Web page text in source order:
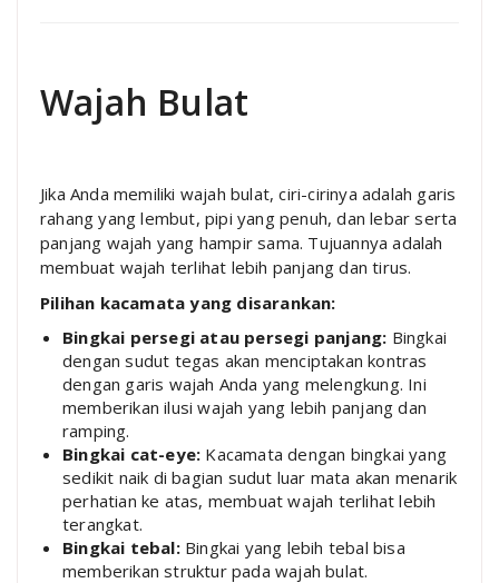
Wajah Bulat
Jika Anda memiliki wajah bulat, ciri-cirinya adalah garis
rahang yang lembut, pipi yang penuh, dan lebar serta
panjang wajah yang hampir sama. Tujuannya adalah
membuat wajah terlihat lebih panjang dan tirus.
Pilihan kacamata yang disarankan:
Bingkai persegi atau persegi panjang: Bingkai
dengan sudut tegas akan menciptakan kontras
dengan garis wajah Anda yang melengkung. Ini
memberikan ilusi wajah yang lebih panjang dan
ramping.
Bingkai cat-eye: Kacamata dengan bingkai yang
sedikit naik di bagian sudut luar mata akan menarik
perhatian ke atas, membuat wajah terlihat lebih
terangkat.
Bingkai tebal:Bingkai yang lebih tebal bisa
memberikan struktur pada wajah bulat.